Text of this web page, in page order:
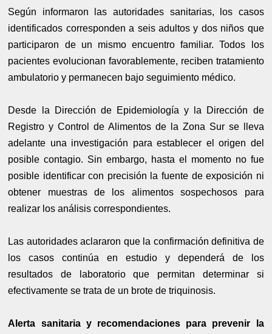
Según informaron las autoridades sanitarias, los casos
identificados corresponden a seis adultos y dos niños que
participaron de un mismo encuentro familiar. Todos los
pacientes evolucionan favorablemente, reciben tratamiento
ambulatorio y permanecen bajo seguimiento médico.
Desde la Dirección de Epidemiología y la Dirección de
Registro y Control de Alimentos de la Zona Sur se lleva
adelante una investigación para establecer el origen del
posible contagio. Sin embargo, hasta el momento no fue
posible identificar con precisión la fuente de exposición ni
obtener muestras de los alimentos sospechosos para
realizar los análisis correspondientes.
Las autoridades aclararon que la confirmación definitiva de
los casos continúa en estudio y dependerá de los
resultados de laboratorio que permitan determinar si
efectivamente se trata de un brote de triquinosis.
Alerta sanitaria y recomendaciones para prevenir la